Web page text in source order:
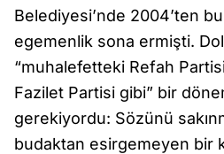
Belediyesi’nde 2004’ten
egemenlik sona ermişti.
“muhalefetteki Refah
Fazilet Partisi gibi” bir
gerekiyordu: Sözünü
budaktan esirgemeyen bir